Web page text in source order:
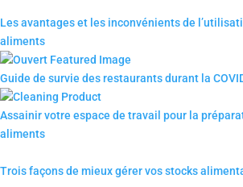
Les avantages et les inconvénients de
aliments
Guide de survie des restaurants durant la
Assainir votre espace de travail pour la
aliments
Trois façons de mieux gérer vos stocks